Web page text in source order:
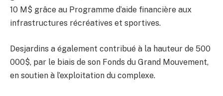
10 M$ grâce au Programme d’aide financière aux
infrastructures récréatives et sportives.
Desjardins a également contribué à la hauteur de 500
000$, par le biais de son Fonds du Grand Mouvement,
en soutien à l’exploitation du complexe.